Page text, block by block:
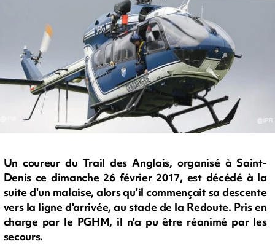
Un coureur du Trail des Anglais, organisé à Saint-
Denis ce dimanche 26 février 2017, est décédé à la
suite d'un malaise, alors qu'il commençait sa descente
vers la ligne d'arrivée, au stade de la Redoute. Pris en
charge par le PGHM, il n'a pu être réanimé par les
secours.